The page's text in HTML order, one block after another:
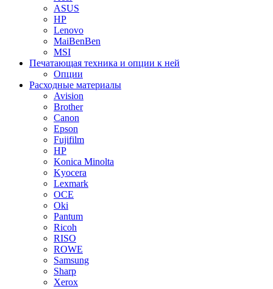
ASUS
HP
Lenovo
MaiBenBen
MSI
Печатающая техника и опции к ней
Опции
Расходные материалы
Avision
Brother
Canon
Epson
Fujifilm
HP
Konica Minolta
Kyocera
Lexmark
OCE
Oki
Pantum
Ricoh
RISO
ROWE
Samsung
Sharp
Xerox